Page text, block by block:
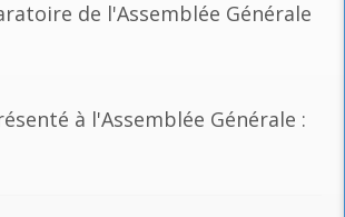
de l'Assemblée Générale
à l'Assemblée Générale :